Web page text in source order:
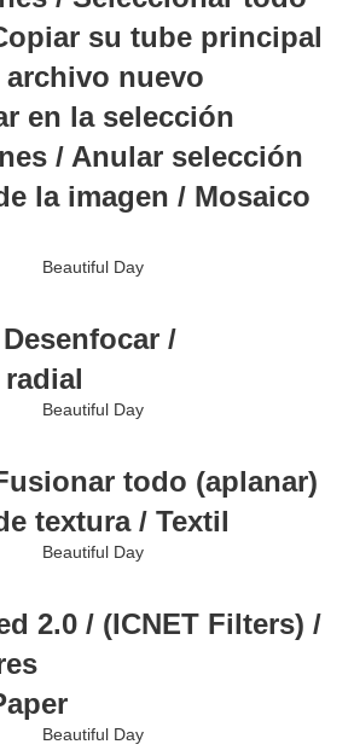
su tube principal
archivo nuevo
en la selección
/ Anular selección
la imagen / Mosaico
/
todo (aplanar)
textura / Textil
2.0 / (ICNET Filters) /